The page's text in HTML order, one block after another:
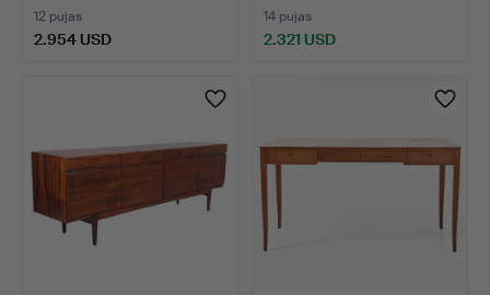
12 pujas
2.954 USD
14 pujas
2.321 USD